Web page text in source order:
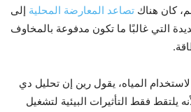
كان هناك تصاعد المعارضة المحلية إلى
التي غالبًا ما تكون مدفوعة بالمخاوف
المياه، يقول رين إن تحليل دي
يلتقط فقط التأثيرات البيئية لتشغيل